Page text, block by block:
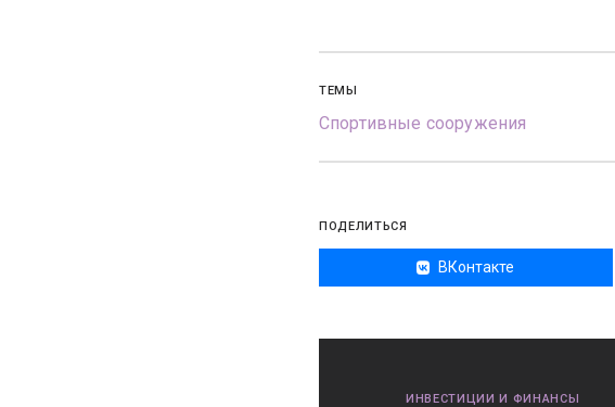
ТЕМЫ
Спортивные сооружения
ПОДЕЛИТЬСЯ
ВКонтакте
ИНВЕСТИЦИИ И ФИНАНСЫ